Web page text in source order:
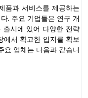
품과 서비스를 제공하는
. 주요 기업들은 연구 개
시에 있어 다양한 전략
에서 확고한 입지를 확보
요 업체는 다음과 같습니